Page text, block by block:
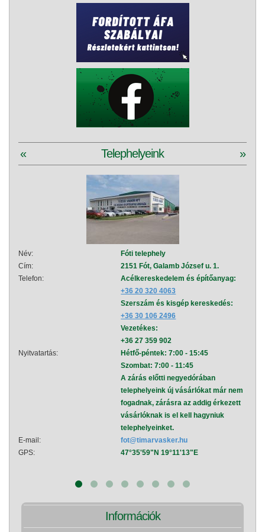
Telephelyeink
« »
Név:
Fóti telephely
Cím:
2151 Fót, Galamb József u. 1.
Telefon:
Acélkereskedelem és építőanyag:
+36 20 320 4063
Szerszám és kisgép kereskedés:
+36 30 106 2496
Vezetékes:
+36 27 359 902
Nyitvatartás:
Hétfő-péntek: 7:00 - 15:45
Szombat: 7:00 - 11:45
A zárás előtti negyedórában
telephelyeink új vásárlókat már nem
fogadnak, zárásra az addig érkezett
vásárlóknak is el kell hagyniuk
telephelyeinket.
E-mail:
fot@timarvasker.hu
GPS:
47°35'59"N 19°11'13"E
Információk